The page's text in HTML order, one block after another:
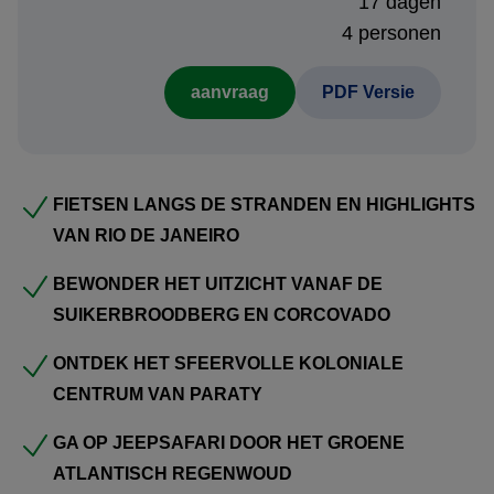
, een charmant
kustplaatsje tussen jungle en oceaan. Wandel door de
sfeervolle straatjes met historische gevels en ontdek de
groene omgeving per jeep. Voor actieve momenten zorgt
speedboottocht langs eilanden en baaien biedt tijd om te
zwemmen en snorkelen in helder water.
Vervolgens verblijft u opIlha Grande, een paradijselijk
kristalheldere zee. Hier draait alles om ontspannen, natuur
en quality time met het gezin. Denk aan boottochten,
De reis sluit af in Rio de Janeiro, ideaal om nog eenmaal
4 personen
aanvraag PDF Versie
FIETSEN LANGS DE STRANDEN EN HIGHLIGHTS
VAN RIO DE JANEIRO
BEWONDER HET UITZICHT VANAF DE
SUIKERBROODBERG EN CORCOVADO
ONTDEK HET SFEERVOLLE KOLONIALE
CENTRUM VAN PARATY
GA OP JEEPSAFARI DOOR HET GROENE
ATLANTISCH REGENWOUD